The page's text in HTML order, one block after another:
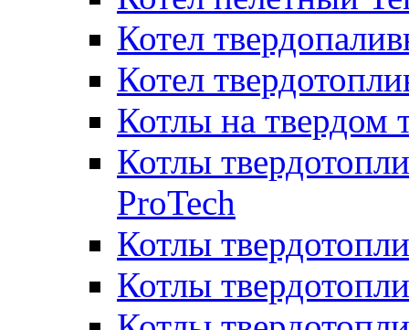
Котел
Котел
Котлы на твердом
Котлы
ProTech
Котлы
Котлы